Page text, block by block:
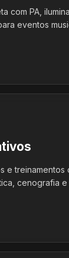
com PA,
eventos
e treinamentos
cenografia